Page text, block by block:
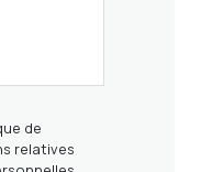
de
relatives